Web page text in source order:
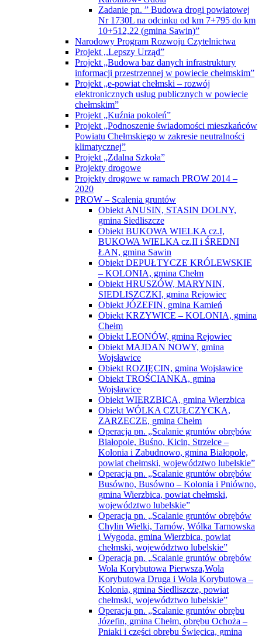
Zadanie pn. ” Budowa drogi powiatowej
Nr 1730L na odcinku od km 7+795 do km
10+512,22 (gmina Sawin)”
Narodowy Program Rozwoju Czytelnictwa
Projekt ,,Lepszy Urząd”
Projekt „Budowa baz danych infrastruktury
informacji przestrzennej w powiecie chełmskim”
Projekt „e-powiat chełmski – rozwój
elektronicznych usług publicznych w powiecie
chełmskim”
Projekt „Kuźnia pokoleń”
Projekt „Podnoszenie świadomości mieszkańców
Powiatu Chełmskiego w zakresie neutralności
klimatycznej”
Projekt „Zdalna Szkoła”
Projekty drogowe
Projekty drogowe w ramach PROW 2014 –
2020
PROW – Scalenia gruntów
Obiekt ANUSIN, STASIN DOLNY,
gmina Siedliszcze
Obiekt BUKOWA WIELKA cz.I,
BUKOWA WIELKA cz.II i ŚREDNI
ŁAN, gmina Sawin
Obiekt DEPUŁTYCZE KRÓLEWSKIE
– KOLONIA, gmina Chełm
Obiekt HRUSZÓW, MARYNIN,
SIEDLISZCZKI, gmina Rejowiec
Obiekt JÓZEFIN, gmina Kamień
Obiekt KRZYWICE – KOLONIA, gmina
Chełm
Obiekt LEONÓW, gmina Rejowiec
Obiekt MAJDAN NOWY, gmina
Wojsławice
Obiekt ROZIĘCIN, gmina Wojsławice
Obiekt TROŚCIANKA, gmina
Wojsławice
Obiekt WIERZBICA, gmina Wierzbica
Obiekt WÓLKA CZUŁCZYCKA,
ZARZECZE, gmina Chełm
Operacja pn. „Scalanie gruntów obrębów
Białopole, Buśno, Kicin, Strzelce –
Kolonia i Zabudnowo, gmina Białopole,
powiat chełmski, województwo lubelskie”
Operacja pn. „Scalanie gruntów obrębów
Busówno, Busówno – Kolonia i Pniówno,
gmina Wierzbica, powiat chełmski,
województwo lubelskie”
Operacja pn. „Scalanie gruntów obrębów
Chylin Wielki, Tarnów, Wólka Tarnowska
i Wygoda, gmina Wierzbica, powiat
chełmski, województwo lubelskie”
Operacja pn. „Scalanie gruntów obrębów
Wola Korybutowa Pierwsza,Wola
Korybutowa Druga i Wola Korybutowa –
Kolonia, gmina Siedliszcze, powiat
chełmski, województwo lubelskie”
Operacja pn. „Scalanie gruntów obrębu
Józefin, gmina Chełm, obrębu Ochoża –
Pniaki i części obrębu Święcica, gmina